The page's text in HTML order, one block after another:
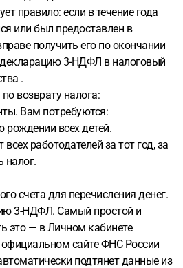
правило: если в течение года
или был предоставлен в
получить его по окончании
3-НДФЛ в налоговый
.
возврату налога:
Вам потребуются:
рождении всех детей.
работодателей за тот год, за
налог.
счета для перечисления денег.
3-НДФЛ. Самый простой и
это — в Личном кабинете
сайте ФНС России
подтянет данные из